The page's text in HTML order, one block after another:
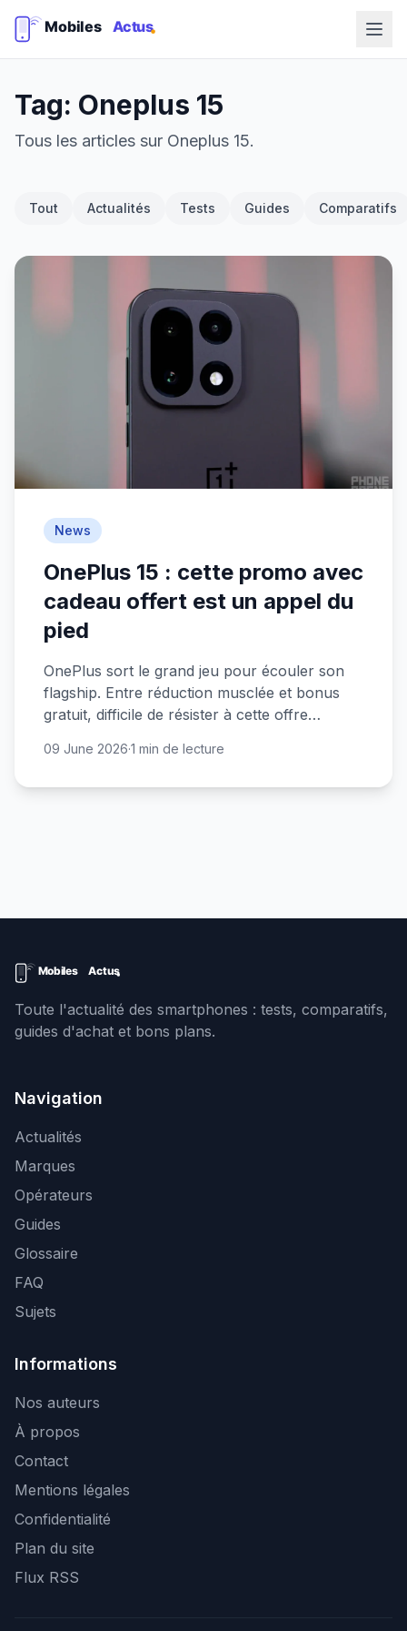
Tag: Oneplus 15
Tous les articles sur Oneplus 15.
Tout Actualités Tests Guides Comparatifs
News
OnePlus 15 : cette promo avec
cadeau offert est un appel du
pied
OnePlus sort le grand jeu pour écouler son
flagship. Entre réduction musclée et bonus
gratuit, difficile de résister à cette offre
09 June 2026·1 min de lecture
Toute l'actualité des smartphones : tests, comparatifs,
guides d'achat et bons plans.
Navigation
Actualités
Marques
Opérateurs
Guides
Glossaire
FAQ
Sujets
Informations
Nos auteurs
À propos
Contact
Mentions légales
Confidentialité
Plan du site
Flux RSS